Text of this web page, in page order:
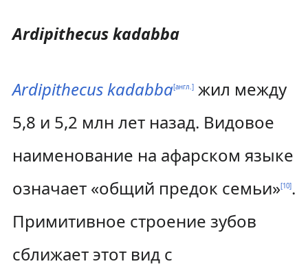
Ardipithecus kadabba
Ardipithecus kadabba[англ.]жил между
5,8 и 5,2 млн лет назад. Видовое
наименование на афарском языке
означает «общий предок семьи»[10].
Примитивное строение зубов
сближает этот вид с